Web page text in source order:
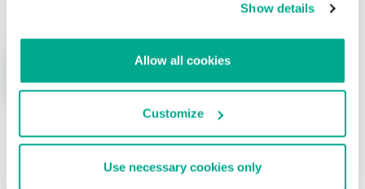
Show details
Allow all cookies
Customize
Use necessary cookies only
ÚLTIMAS PUBLICACIONES